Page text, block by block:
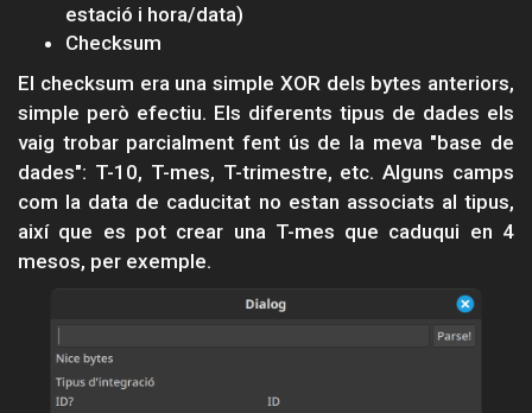
estació i hora/data)
Checksum
El checksum era una simple XOR dels bytes anteriors,
simple però efectiu. Els diferents tipus de dades els
vaig trobar parcialment fent ús de la meva "base de
dades": T-10, T-mes, T-trimestre, etc. Alguns camps
com la data de caducitat no estan associats al tipus,
així que es pot crear una T-mes que caduqui en 4
mesos, per exemple.